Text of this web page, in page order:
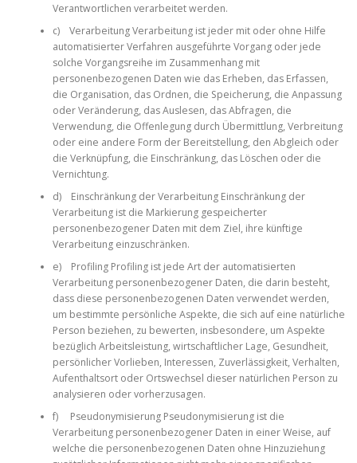
Verantwortlichen verarbeitet werden.
c) Verarbeitung Verarbeitung ist jeder mit oder ohne Hilfe
automatisierter Verfahren ausgeführte Vorgang oder jede
solche Vorgangsreihe im Zusammenhang mit
personenbezogenen Daten wie das Erheben, das Erfassen,
die Organisation, das Ordnen, die Speicherung, die Anpassung
oder Veränderung, das Auslesen, das Abfragen, die
Verwendung, die Offenlegung durch Übermittlung, Verbreitung
oder eine andere Form der Bereitstellung, den Abgleich oder
die Verknüpfung, die Einschränkung, das Löschen oder die
Vernichtung.
d) Einschränkung der Verarbeitung Einschränkung der
Verarbeitung ist die Markierung gespeicherter
personenbezogener Daten mit dem Ziel, ihre künftige
Verarbeitung einzuschränken.
e) Profiling Profiling ist jede Art der automatisierten
Verarbeitung personenbezogener Daten, die darin besteht,
dass diese personenbezogenen Daten verwendet werden,
um bestimmte persönliche Aspekte, die sich auf eine natürliche
Person beziehen, zu bewerten, insbesondere, um Aspekte
bezüglich Arbeitsleistung, wirtschaftlicher Lage, Gesundheit,
persönlicher Vorlieben, Interessen, Zuverlässigkeit, Verhalten,
Aufenthaltsort oder Ortswechsel dieser natürlichen Person zu
analysieren oder vorherzusagen.
f) Pseudonymisierung Pseudonymisierung ist die
Verarbeitung personenbezogener Daten in einer Weise, auf
welche die personenbezogenen Daten ohne Hinzuziehung